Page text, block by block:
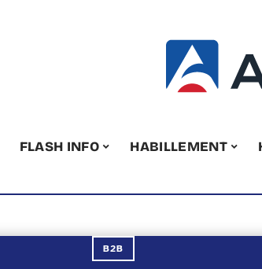
FLASH INFO HABILLEMENT
B2B